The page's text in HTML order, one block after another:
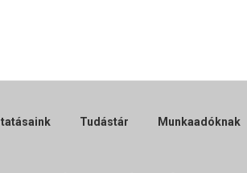
Tudástár Munkaadóknak